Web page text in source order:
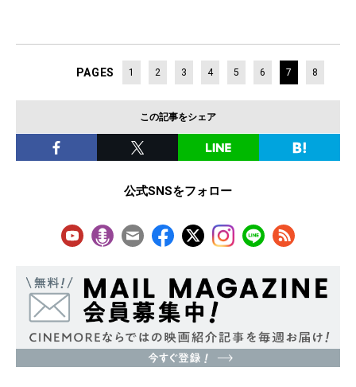
PAGES 1 2 3 4 5 6 7 8
この記事をシェア
公式SNSをフォロー